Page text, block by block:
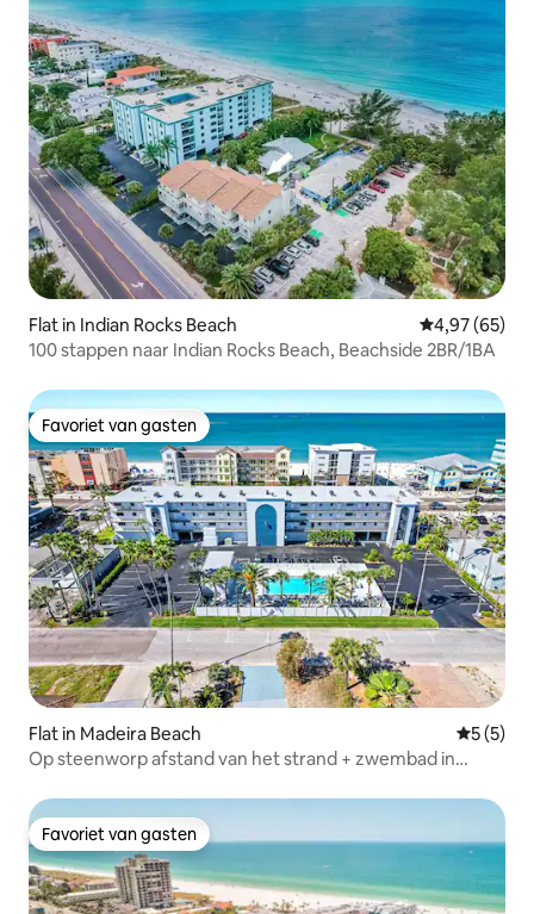
Flat in Indian Rocks Beach Gemiddelde
4,97 (65)
100 stappen naar Indian Rocks Beach, Beachside 2BR/1BA
Favoriet van gasten
Favoriet van gasten
Flat in Madeira Beach
5 (5)
Op steenworp afstand van het strand + zwembad in
Favoriet van gasten
Favoriet van gasten